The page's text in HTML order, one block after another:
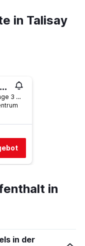
in Talisay
Manora Apartments and Guest House
Santa Theresa Village 3 Extension, Talisay, Philippinen
in
in der